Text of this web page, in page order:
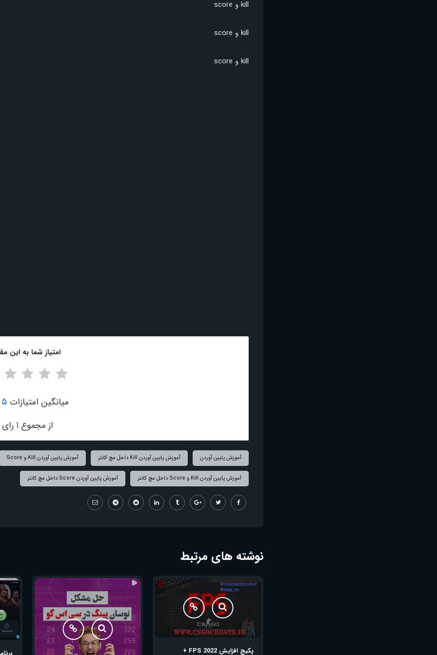
kill و score
kill و score
kill و score
امتیاز شما به این
میانگین امتیازات ۵
از مجموع ۱رای
آموزش پایین آوردن آموزش پایین آوردن Kill داخل مچ کانتر آموزش پایین آوردن Kill و Score
آموزش پایین آوردن Kill و Score داخل مچ کانتر آموزش پایین آوردن Score داخل مچ کانتر
نوشته های مرتبط
پکیج افزایش FPS 2022 +